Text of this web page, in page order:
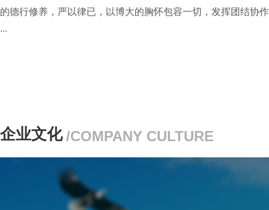
的德行修养，严以律已，以博大的胸怀包容一切，发挥团结协
...
企业文化 /COMPANY CULTURE